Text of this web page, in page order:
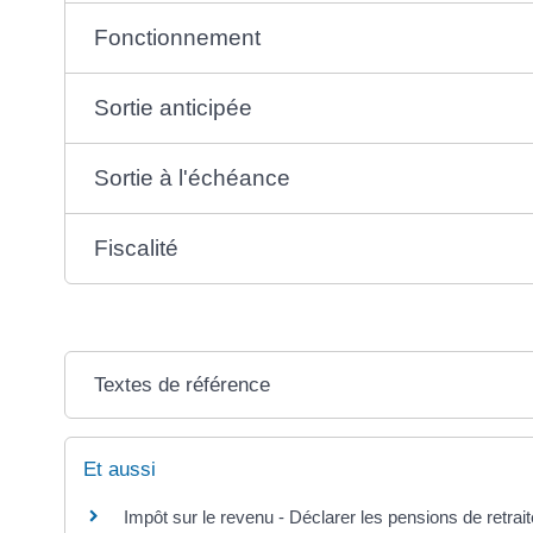
Fonctionnement
Sortie anticipée
Sortie à l'échéance
Fiscalité
Textes de référence
Et aussi
Impôt sur le revenu - Déclarer les pensions de